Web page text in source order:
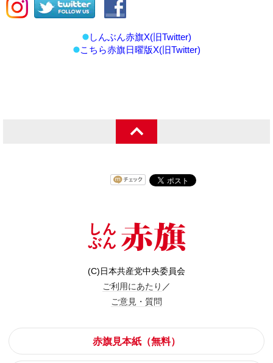
しんぶん赤旗X(旧Twitter)
こちら赤旗日曜版X(旧Twitter)
(C)日本共産党中央委員会
ご利用にあたり ／
ご意見・質問
赤旗見本紙（無料）